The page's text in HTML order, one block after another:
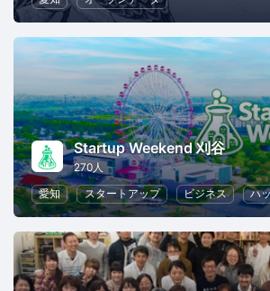
Startup Weekend 刈谷
270人
愛知
スタートアップ ビジネス ハ